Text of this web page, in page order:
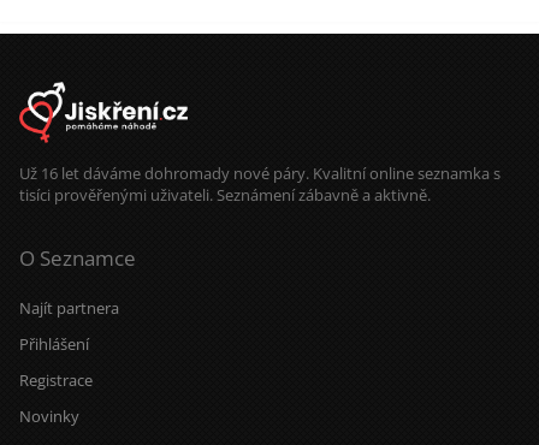
Už 16 let dáváme dohromady nové páry. Kvalitní online seznamka s
tisíci prověřenými uživateli. Seznámení zábavně a aktivně.
O Seznamce
Najít partnera
Přihlášení
Registrace
Novinky